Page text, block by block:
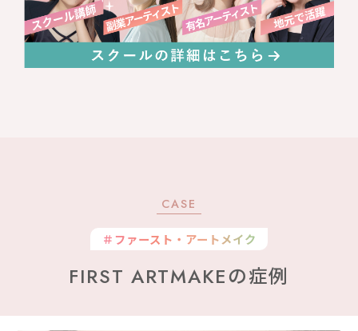
CASE
＃ファースト・アートメイク
FIRST ARTMAKEの症例